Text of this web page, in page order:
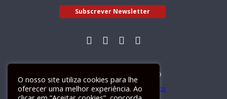
Subscrever Newsletter
Livro de Reclamações Electrónico
O nosso site utiliza cookies para lhe
oferecer uma melhor experiência. Ao